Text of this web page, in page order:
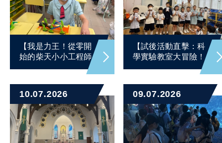
【我是力王！從零開
始的柴天小小工程師...
【試後活動直擊：科
學實驗教室大冒險！...
10.07.2026 09.07.2026